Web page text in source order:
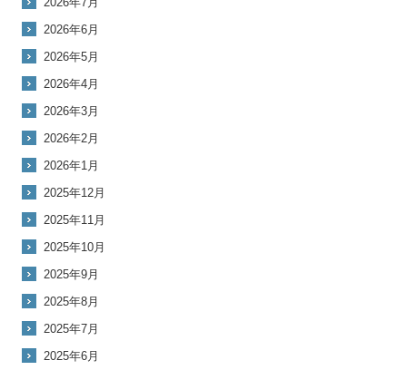
2026年6月
2026年5月
2026年4月
2026年3月
2026年2月
2026年1月
2025年12月
2025年11月
2025年10月
2025年9月
2025年8月
2025年7月
2025年6月